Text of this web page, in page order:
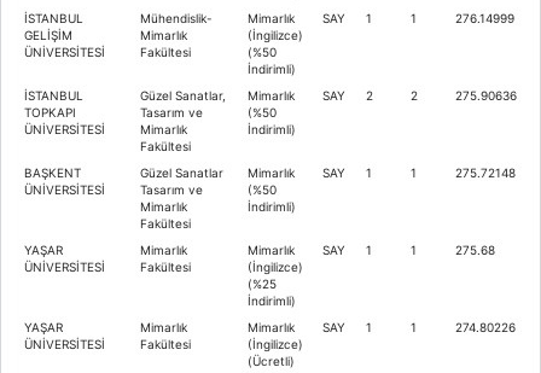
İSTANBUL
GELİŞİM
ÜNİVERSİTESİ
Mühendislik-
Mimarlık
Fakültesi
Mimarlık
(İngilizce)
(%50
İndirimli)
SAY 1 1 276.14999
İSTANBUL
TOPKAPI
ÜNİVERSİTESİ
Güzel Sanatlar,
Tasarım ve
Mimarlık
Fakültesi
Mimarlık
(%50
İndirimli)
SAY 2 2 275.90636
BAŞKENT
ÜNİVERSİTESİ
Güzel Sanatlar
Tasarım ve
Mimarlık
Fakültesi
Mimarlık
(%50
İndirimli)
SAY 1 1 275.72148
YAŞAR
ÜNİVERSİTESİ
Mimarlık
Fakültesi
Mimarlık
(İngilizce)
(%25
İndirimli)
SAY 1 1 275.68
YAŞAR
ÜNİVERSİTESİ
Mimarlık
Fakültesi
Mimarlık
(İngilizce)
(Ücretli)
SAY 1 1 274.80226